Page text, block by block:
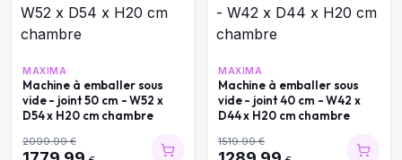
MAXIMA
Machine à emballer sous
vide - joint 50 cm - W52 x
D54 x H20 cm chambre
2099.99€
MAXIMA
Machine à emballer sous
vide - joint 40 cm - W42 x
D44 x H20 cm chambre
1519.99€